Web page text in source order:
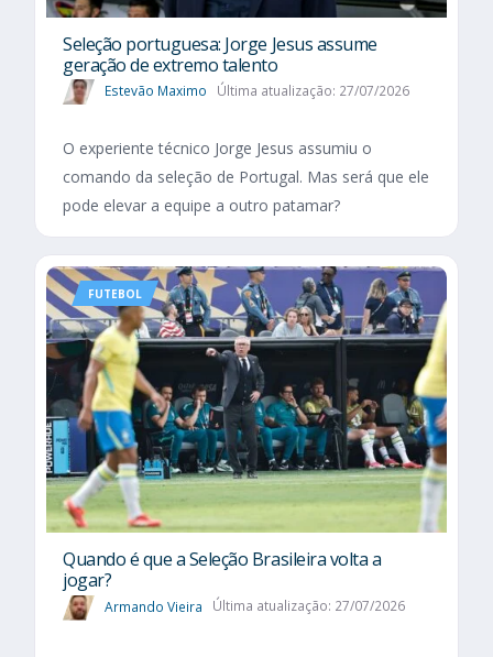
Seleção portuguesa: Jorge Jesus assume
geração de extremo talento
Estevão Maximo Última atualização: 27/07/2026
O experiente técnico Jorge Jesus assumiu o
comando da seleção de Portugal. Mas será que ele
pode elevar a equipe a outro patamar?
FUTEBOL
Quando é que a Seleção Brasileira volta a
jogar?
Armando Vieira Última atualização: 27/07/2026